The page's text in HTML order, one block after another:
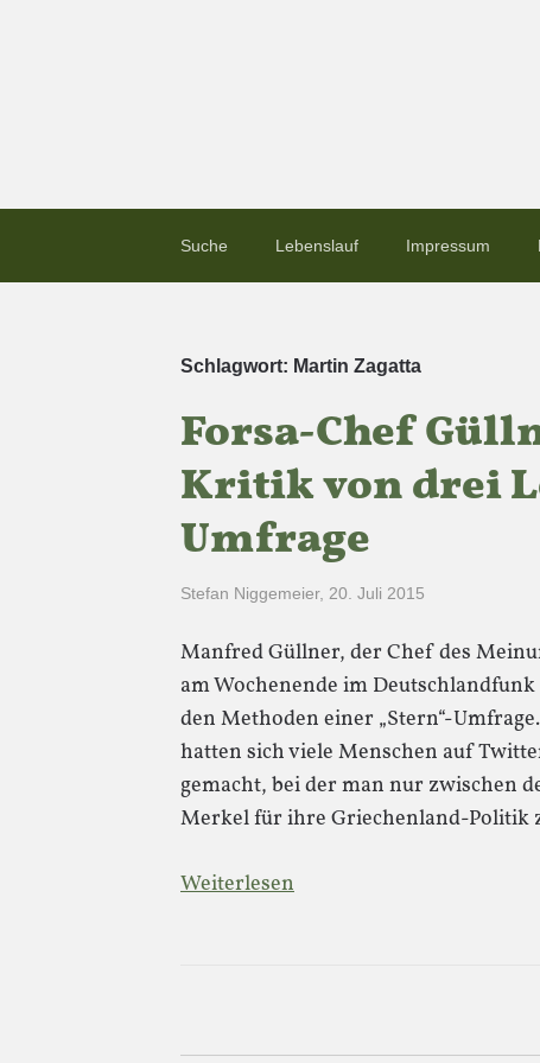
Suche Lebenslauf Impressum
Schlagwort: Martin Zagatta
Forsa-Chef
Kritik von drei
Umfrage
Stefan Niggemeier, 20. Juli 2015
Manfred Güllner, der Chef des
am Wochenende im
den Methoden einer „Stern“-
hatten sich viele Menschen auf
gemacht, bei der man nur zwischen
Merkel für ihre Griechenland-Politik
Weiterlesen